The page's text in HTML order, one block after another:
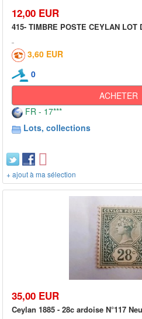
12,00 EUR
415- TIMBRE POSTE CEYLAN LOT
3,60 EUR
0
ACHETER
FR - 17***
Lots, collections
+ ajout à ma sélection
35,00 EUR
Ceylan 1885 - 28c ardoise N°117